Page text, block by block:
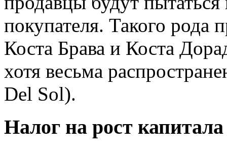
покупателя. Такого рода
Коста Брава и Коста
хотя весьма
Del Sol).
Налог на рост капитала